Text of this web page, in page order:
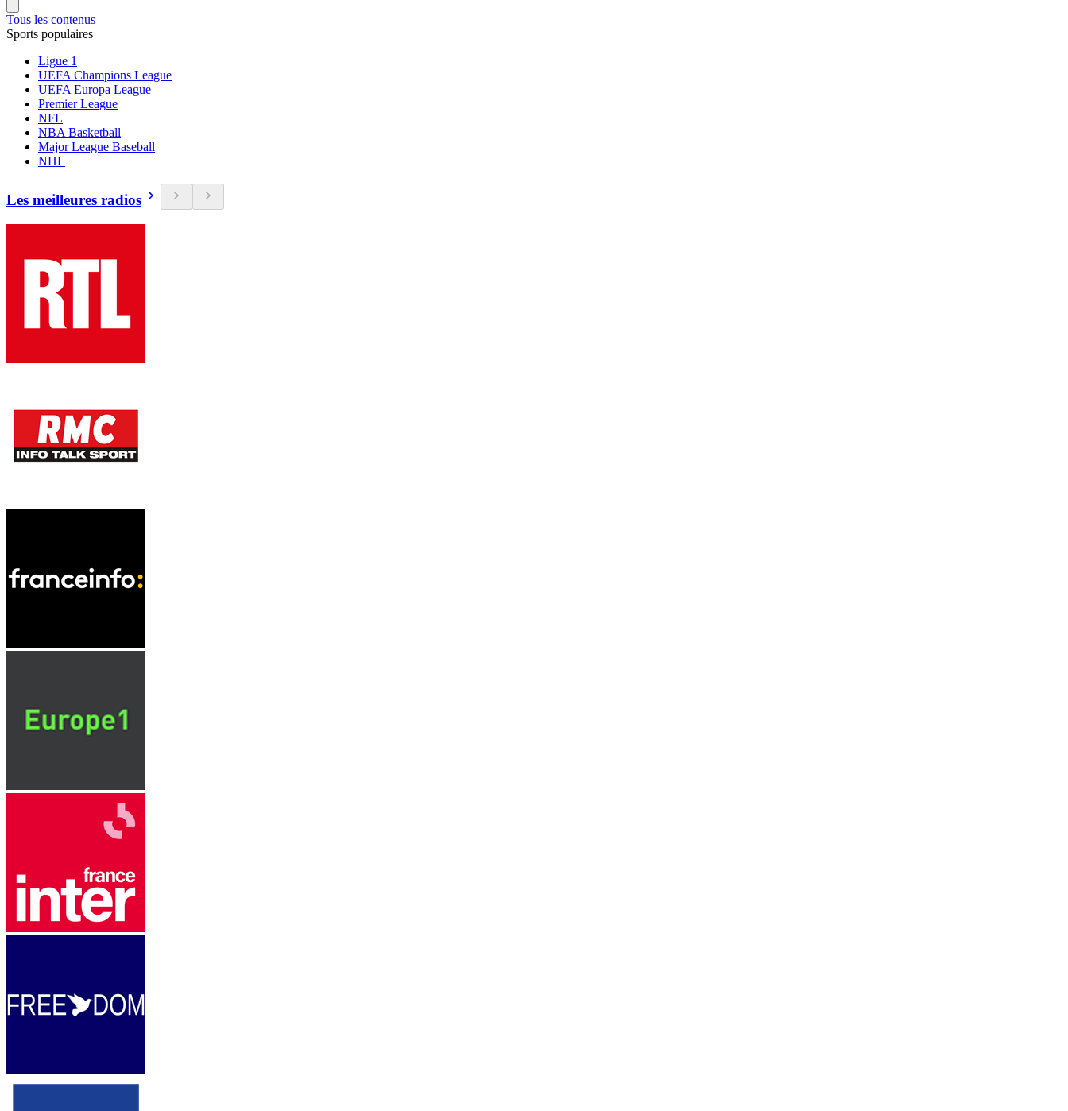
Tous les contenus
Sports populaires
Ligue 1
UEFA Champions League
UEFA Europa League
Premier League
NFL
NBA Basketball
Major League Baseball
NHL
Les meilleures radios